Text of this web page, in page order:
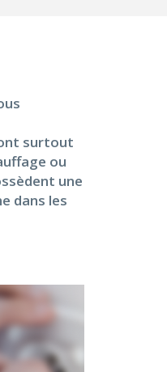
surtout
ou
une
dans les